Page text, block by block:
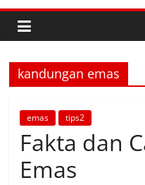
kandungan emas
emas tips2
Fakta dan
Emas